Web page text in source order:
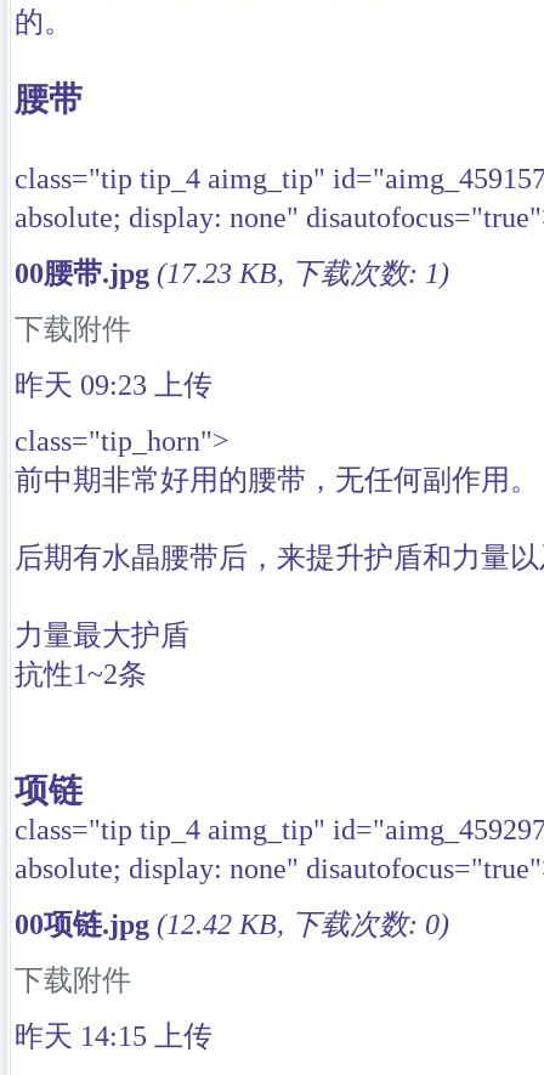
的。
腰带
class="tip tip_4 aimg_tip"
absolute; display: none"
00腰带.jpg (17.23 KB, 下载次数: 1)
下载附件
昨天 09:23 上传
class="tip_horn">
前中期非常好用的腰带，无任何副作用。
后期有水晶腰带后，来提升护盾和力量
力量最大护盾
抗性1~2条
项链
class="tip tip_4 aimg_tip"
absolute; display: none"
00项链.jpg (12.42 KB, 下载次数: 0)
下载附件
昨天 14:15 上传